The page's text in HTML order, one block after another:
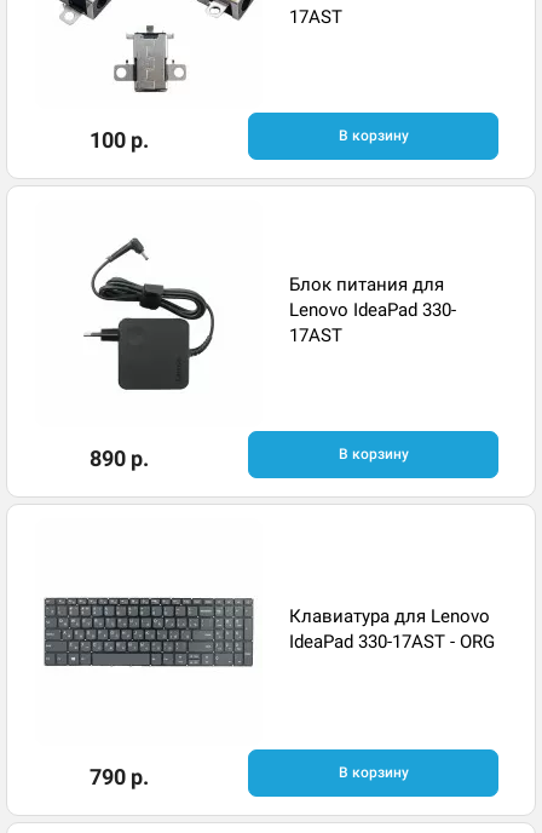
17AST
100 р. В корзину
Блок питания для
Lenovo IdeaPad 330-
17AST
890 р. В корзину
Клавиатура для Lenovo
IdeaPad 330-17AST - ORG
790 р. В корзину